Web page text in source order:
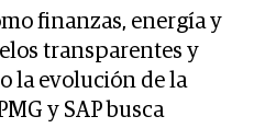
finanzas, energía y
transparentes y
la evolución de la
y SAP busca